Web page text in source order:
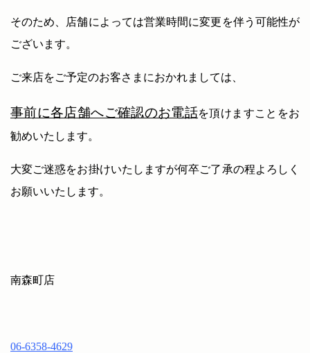
そのため、店舗によっては営業時間に変更を伴う可能性が
ございます。
ご来店をご予定のお客さまにおかれましては、
事前に各店舗へご確認のお電話を頂けますことをお
勧めいたします。
大変ご迷惑をお掛けいたしますが何卒ご了承の程よろしく
お願いいたします。
南森町店
06-6358-4629